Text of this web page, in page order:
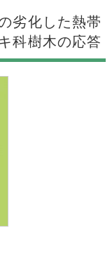
劣化した熱帯
科樹木の応答